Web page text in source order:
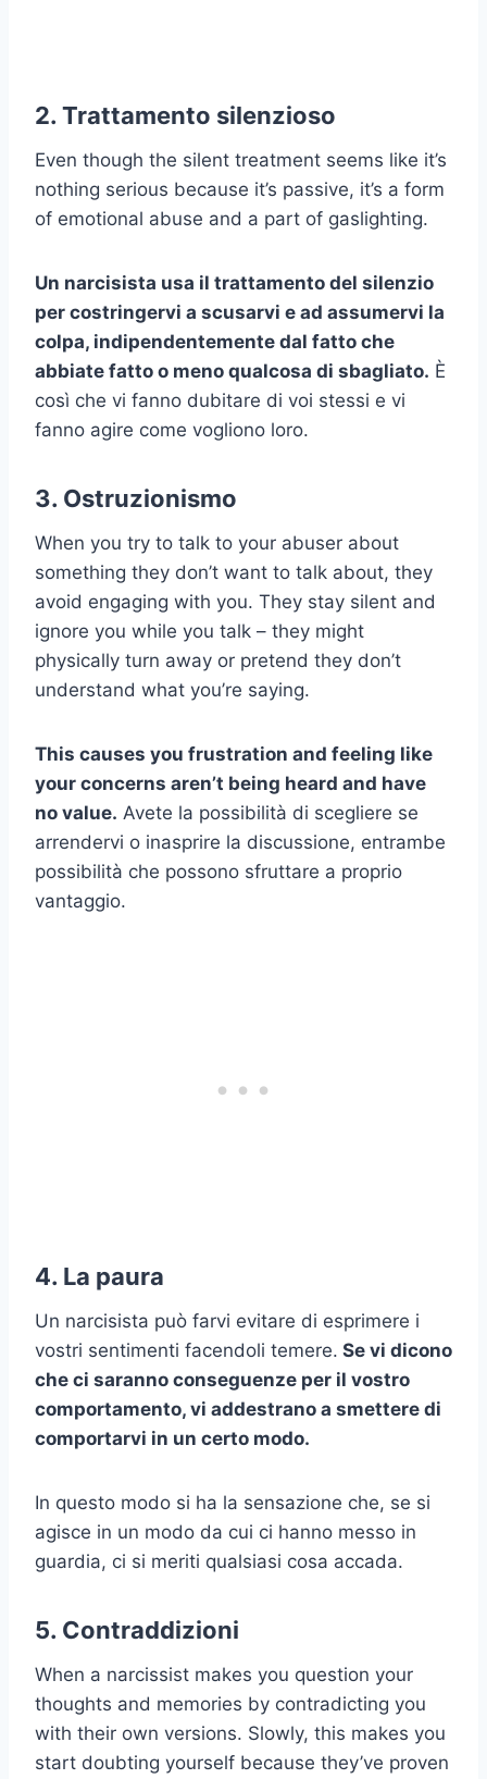
2. Trattamento silenzioso
Even though the silent treatment seems like it’s
nothing serious because it’s passive, it’s a form
of emotional abuse and a part of gaslighting.
Un narcisista usa il trattamento del silenzio
per costringervi a scusarvi e ad assumervi la
colpa, indipendentemente dal fatto che
abbiate fatto o meno qualcosa di sbagliato. È
così che vi fanno dubitare di voi stessi e vi
fanno agire come vogliono loro.
3. Ostruzionismo
When you try to talk to your abuser about
something they don’t want to talk about, they
avoid engaging with you. They stay silent and
ignore you while you talk – they might
physically turn away or pretend they don’t
understand what you’re saying.
This causes you frustration and feeling like
your concerns aren’t being heard and have
no value. Avete la possibilità di scegliere se
arrendervi o inasprire la discussione, entrambe
possibilità che possono sfruttare a proprio
vantaggio.
4. La paura
Un narcisista può farvi evitare di esprimere i
vostri sentimenti facendoli temere. Se vi dicono
che ci saranno conseguenze per il vostro
comportamento, vi addestrano a smettere di
comportarvi in un certo modo.
In questo modo si ha la sensazione che, se si
agisce in un modo da cui ci hanno messo in
guardia, ci si meriti qualsiasi cosa accada.
5. Contraddizioni
When a narcissist makes you question your
thoughts and memories by contradicting you
with their own versions. Slowly, this makes you
start doubting yourself because they’ve proven